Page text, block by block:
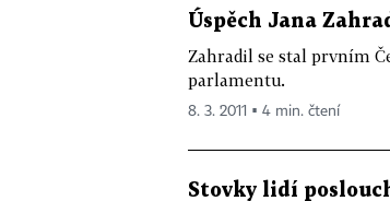
Úspěch Jana
Zahradil se stal prvním
parlamentu.
8. 3. 2011 ▪ 4 min. čtení
Stovky lidí